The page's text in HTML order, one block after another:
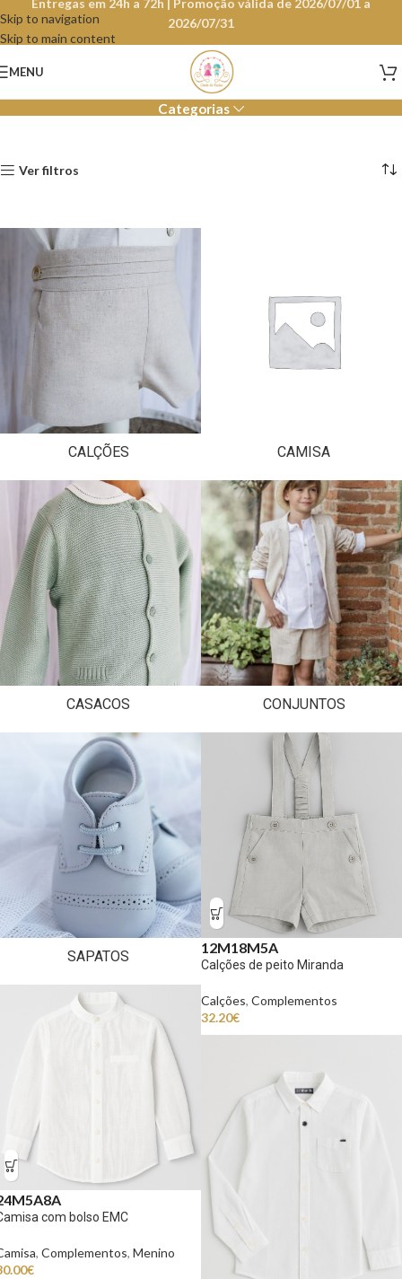
Skip to navigation
Skip to main content
Entregas em 24h a 72h | Promoção válida de 2026/07/01 a
2026/07/31
MENU Menino
Categorias
Ver filtros
CALÇÕES CAMISA
CASACOS CONJUNTOS
SAPATOS
12M18M5A
Calções de peito Miranda
Calções, Complementos
32.20€
5A8A
com bolso EMC
, Complementos, Menino
€